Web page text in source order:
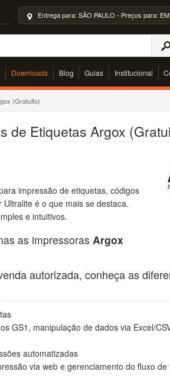
Entrega para: SÃO PAULO - Preços para:
Downloads Blog Guias Institucional
(Gratuito)
de Etiquetas Argox
impressão de etiquetas, códigos
é o que mais se destaca.
e intuitivos.
as impressoras Argox
autorizada, conheça as
GS1, manipulação de dados via Excel/
automatizadas
via web e gerenciamento do fluxo de